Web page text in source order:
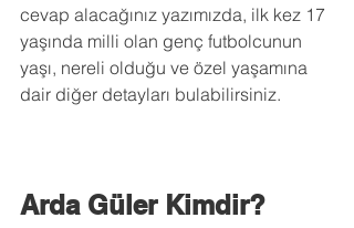
cevap alacağınız yazımızda, ilk kez 17
yaşında milli olan genç futbolcunun
yaşı, nereli olduğu ve özel yaşamına
dair diğer detayları bulabilirsiniz.
Arda Güler Kimdir?